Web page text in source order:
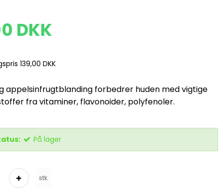
DKK
139,00 DKK
appelsinfrugtblanding forbedrer huden med vigtige
fra vitaminer, flavonoider, polyfenoler.
På lager
stk.